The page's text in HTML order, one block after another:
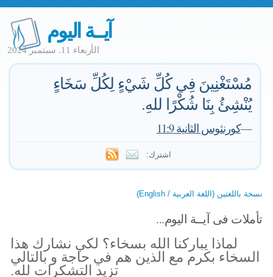
آيــة اليوم
الأربعاء 11. سبتمبر 2024
مُسْتَغْنِينَ فِي كُلِّ شَيْءٍ لِكُلِّ سَخَاءٍ
يُنْشِئُ بِنَا شُكْرًا للهِ.
—كورنثوس الثانية 11:9
اشترك:
نسخة باللغتين (اللغة العربية / English)
تأملات فى آيــة اليوم...
لماذا يباركنا الله بسخاء؟ لكي نشارك هذا
السخاء بكرم مع الذين هم في حاجة و بالتالي
تزيد التشكرات لله.